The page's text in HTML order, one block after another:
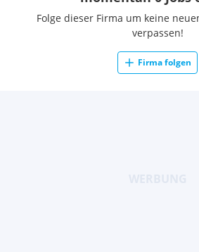
Folge dieser Firma um keine
verpassen!
Firma folgen